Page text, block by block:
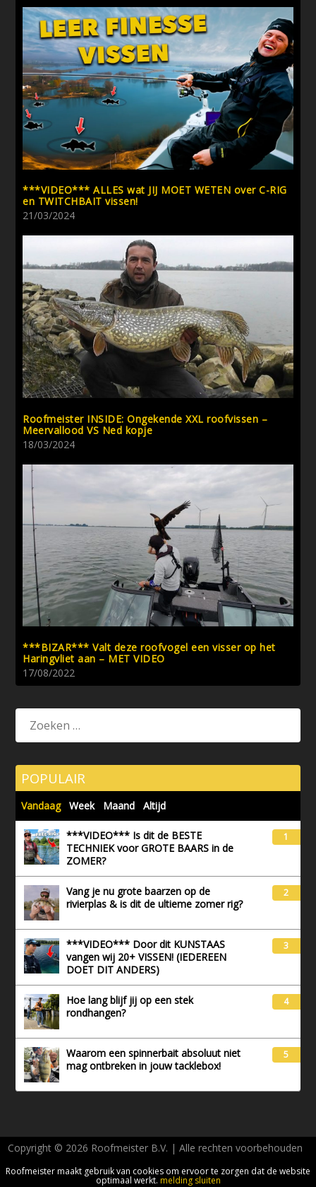
***VIDEO*** ALLES wat JIJ MOET WETEN over C-RIG
en TWITCHBAIT vissen!
21/03/2024
Roofmeister INSIDE: Ongekende XXL roofvissen –
Meervallood VS Ned kopje
18/03/2024
***BIZAR*** Valt deze roofvogel een visser op het
Haringvliet aan – MET VIDEO
17/08/2022
POPULAIR
Vandaag Week Maand Altijd
***VIDEO*** Is dit de BESTE
TECHNIEK voor GROTE BAARS in de
ZOMER?
1
Vang je nu grote baarzen op de
rivierplas & is dit de ultieme zomer rig?
2
***VIDEO*** Door dit KUNSTAAS
vangen wij 20+ VISSEN! (IEDEREEN
DOET DIT ANDERS)
3
Hoe lang blijf jij op een stek
rondhangen?
4
Waarom een spinnerbait absoluut niet
mag ontbreken in jouw tacklebox!
5
Roofmeister maakt gebruik van cookies om ervoor te zorgen dat de website
optimaal werkt. melding sluiten
Copyright © 2026 Roofmeister B.V. | Alle rechten voorbehouden
AVG - Privacy